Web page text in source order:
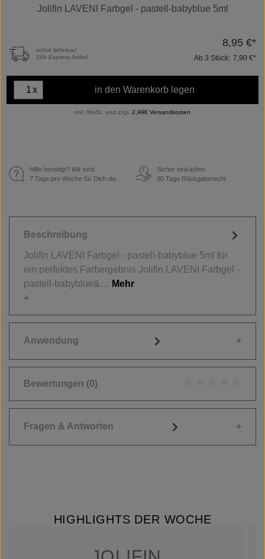
Jolifin LAVENI Farbgel - pastell-babyblue 5ml
sofort lieferbar!
24h Express Artikel
8,95 €*
Ab 3 Stück: 7,90 €*
x in den Warenkorb legen
inkl. MwSt. und zzgl. 2,99€ Versandkosten
Hilfe benötigt? Wir sind
7 Tage pro Woche für Dich da.
€
Sicher einkaufen.
30 Tage Rückgaberecht
Beschreibung
Jolifin LAVENI Farbgel - pastell-babyblue 5ml für
ein perfektes Farbergebnis Jolifin LAVENI Farbgel -
pastell-babyblue&… Mehr
Anwendung
Bewertungen (0)
Fragen & Antworten
HIGHLIGHTS DER WOCHE